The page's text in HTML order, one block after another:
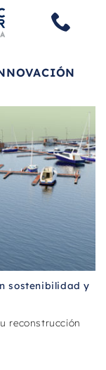
sostenibilidad y
reconstrucción